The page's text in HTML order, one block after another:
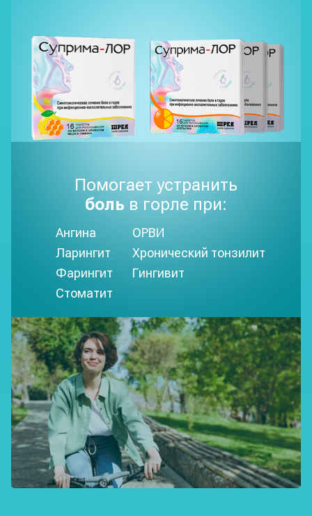
Помогает устранить
боль в горле при:
Ангина
Ларингит
Фарингит
Стоматит
ОРВИ
Хронический тонзилит
Гингивит